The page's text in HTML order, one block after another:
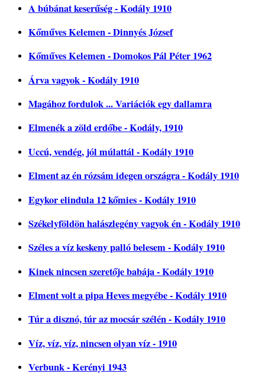
A búbánat keserűség - Kodály 1910
Kőműves Kelemen - Dinnyés József
Kőműves Kelemen - Domokos Pál Péter 1962
Árva vagyok - Kodály 1910
Magához fordulok ... Variációk egy dallamra
Elmenék a zöld erdőbe - Kodály, 1910
Uccú, vendég, jól múlattál - Kodály 1910
Elment az én rózsám idegen országra - Kodály 1910
Egykor elindula 12 kőmies - Kodály 1910
Székelyföldön halászlegény vagyok én - Kodály 1910
Széles a víz keskeny palló belesem - Kodály 1910
Kinek nincsen szeretője babája - Kodály 1910
Elment volt a pipa Heves megyébe - Kodály 1910
Túr a disznó, túr az mocsár szélén - Kodály 1910
Víz, víz, víz, nincsen olyan víz - 1910
Verbunk - Kerényi 1943